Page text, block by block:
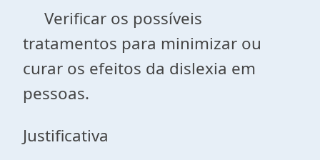
Verificar os possíveis
tratamentos para minimizar ou
curar os efeitos da dislexia em
pessoas.
Justificativa